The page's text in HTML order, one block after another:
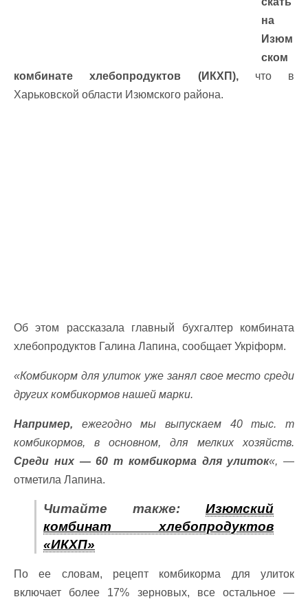
на
Изюм
ском
комбинате хлебопродуктов (ИКХП),что в
Харьковской области Изюмского района.
Об этом рассказала главный бухгалтер комбината
хлебопродуктов Галина Лапина, сообщает Укріформ.
«Комбикорм для улиток уже занял свое место среди
других комбикормов нашей марки.
Например, ежегодно мы выпускаем 40 тыс. т
комбикормов, в основном, для мелких хозяйств.
Среди них — 60 т комбикорма для улиток«, —
отметила Лапина.
Читайте также: Изюмский
комбинат хлебопродуктов
«ИКХП»
По ее словам, рецепт комбикорма для улиток
включает более 17% зерновых, все остальное —